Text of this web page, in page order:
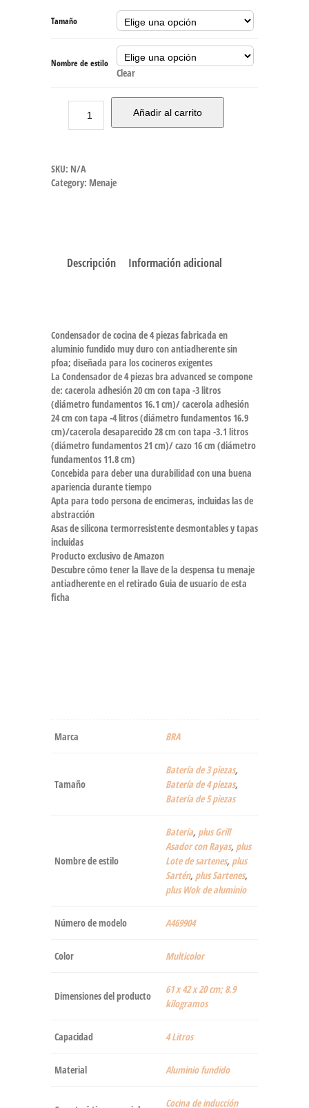
Tamaño
Nombre de estilo
Clear
Añadir al carrito
SKU: N/A
Category: Menaje
Descripción Información adicional
Condensador de cocina de 4 piezas fabricada en
aluminio fundido muy duro con antiadherente sin
pfoa; diseñada para los cocineros exigentes
La Condensador de 4 piezas bra advanced se compone
de: cacerola adhesión 20 cm con tapa -3 litros
(diámetro fundamentos 16.1 cm)/ cacerola adhesión
24 cm con tapa -4 litros (diámetro fundamentos 16.9
cm)/cacerola desaparecido 28 cm con tapa -3.1 litros
(diámetro fundamentos 21 cm)/ cazo 16 cm (diámetro
fundamentos 11.8 cm)
Concebida para deber una durabilidad con una buena
apariencia durante tiempo
Apta para todo persona de encimeras, incluidas las de
abstracción
Asas de silicona termorresistente desmontables y tapas
incluidas
Producto exclusivo de Amazon
Descubre cómo tener la llave de la despensa tu menaje
antiadherente en el retirado Guia de usuario de esta
ficha
Marca ‎BRA
Tamaño
Batería de 3 piezas,
Batería de 4 piezas,
Batería de 5 piezas
Nombre de estilo
Batería, plus Grill
Asador con Rayas, plus
Lote de sartenes, plus
Sartén, plus Sartenes,
plus Wok de aluminio
Número de modelo ‎A469904
Color Multicolor
Dimensiones del producto
‎61 x 42 x 20 cm; 8.9
kilogramos
Capacidad ‎4 Litros
Material ‎Aluminio fundido
‎Cocina de inducción